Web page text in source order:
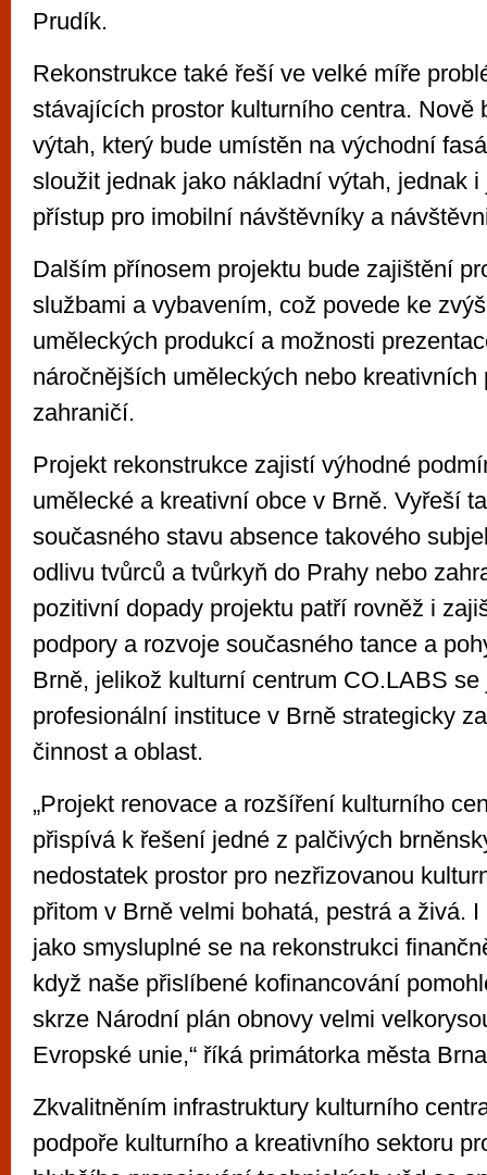
Prudík.
Rekonstrukce také řeší ve velké míře
stávajících prostor kulturního centra. Nově
výtah, který bude umístěn na východní
sloužit jednak jako nákladní výtah, jednak
přístup pro imobilní návštěvníky a
Dalším přínosem projektu bude zajištění
službami a vybavením, což povede ke
uměleckých produkcí a možnosti
náročnějších uměleckých nebo kreativních
zahraničí.
Projekt rekonstrukce zajistí výhodné
umělecké a kreativní obce v Brně. Vyřeší
současného stavu absence takového
odlivu tvůrců a tvůrkyň do Prahy nebo
pozitivní dopady projektu patří rovněž i
podpory a rozvoje současného tance a
Brně, jelikož kulturní centrum CO.LABS se
profesionální instituce v Brně strategicky
činnost a oblast.
„Projekt renovace a rozšíření kulturního
přispívá k řešení jedné z palčivých
nedostatek prostor pro nezřizovanou
přitom v Brně velmi bohatá, pestrá a živá.
jako smysluplné se na rekonstrukci
když naše přislíbené kofinancování
skrze Národní plán obnovy velmi
Evropské unie,“ říká primátorka města
Zkvalitněním infrastruktury kulturního
podpoře kulturního a kreativního sektoru